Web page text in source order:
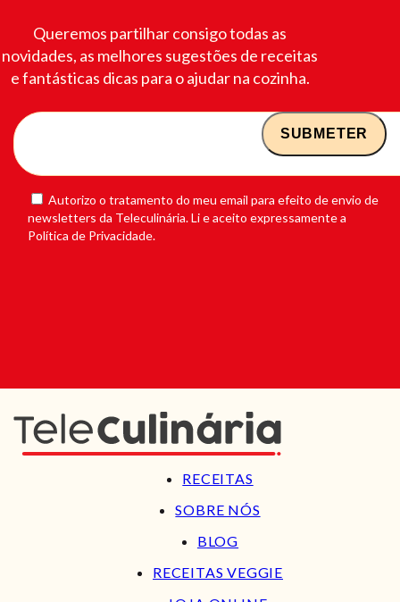
Queremos partilhar consigo todas as
novidades, as melhores sugestões de receitas
e fantásticas dicas para o ajudar na cozinha.
Autorizo o tratamento do meu email para efeito de envio de
newsletters da Teleculinária. Li e aceito expressamente a
Política de Privacidade.
RECEITAS
SOBRE NÓS
BLOG
RECEITAS VEGGIE